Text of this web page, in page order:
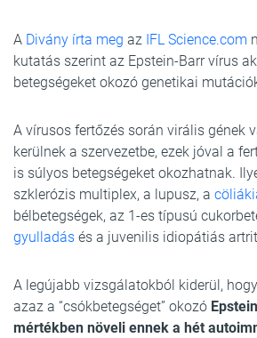
A Divány írta meg az IFL Science.com
kutatás szerint az Epstein-Barr vírus
betegségeket okozó genetikai
A vírusos fertőzés során virális gének
kerülnek a szervezetbe, ezek jóval a
is súlyos betegségeket okozhatnak.
szklerózis multiplex, a lupusz, a
bélbetegségek, az 1-es típusú
gyulladás és a juvenilis idiopátiás
A legújabb vizsgálatokból kiderül,
azaz a “csókbetegséget” okozó
mértékben növeli ennek a hét